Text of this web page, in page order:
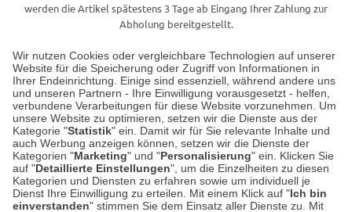
Wir nutzen Cookies oder vergleichbare Technologien auf unserer
Website für die Speicherung oder Zugriff von Informationen in
Ihrer Endeinrichtung. Einige sind essenziell, während andere uns
und unseren Partnern - Ihre Einwilligung vorausgesetzt - helfen,
verbundene Verarbeitungen für diese Website vorzunehmen. Um
unsere Website zu optimieren, setzen wir die Dienste aus der
Kategorie "Statistik" ein. Damit wir für Sie relevante Inhalte und
auch Werbung anzeigen können, setzen wir die Dienste der
Kategorien "Marketing" und "Personalisierung" ein. Klicken Sie
auf "Detaillierte Einstellungen", um die Einzelheiten zu diesen
Kategorien und Diensten zu erfahren sowie um individuell je
Dienst Ihre Einwilligung zu erteilen. Mit einem Klick auf "Ich bin
einverstanden" stimmen Sie dem Einsatz aller Dienste zu. Mit
werden die Artikel spätestens 3 Tage ab Eingang Ihrer Zahlung zur
Abholung bereitgestellt.
Unser Geschäft in Meckenheim
Auf dem Steinbüchel 6
53340 Meckenheim
Montag bis Samstag 9:00 Uhr bis 18:00 Uhr
weitere Information